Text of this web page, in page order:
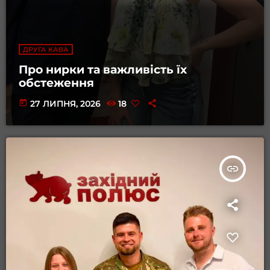
ДРУГА КАВА
Про нирки та важливість їх
обстеження
today 27 ЛИПНЯ, 2026 18
insert_link